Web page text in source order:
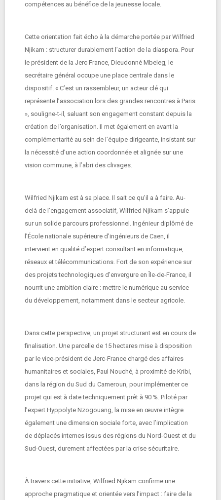
compétences au bénéfice de la jeunesse locale.
Cette orientation fait écho à la démarche portée par Wilfried
Njikam : structurer durablement l’action de la diaspora. Pour
le président de la Jerc France, Dieudonné Mbeleg, le
secrétaire général occupe une place centrale dans le
dispositif. « C’est un rassembleur, un acteur clé qui
représente l’association lors des grandes rencontres à Paris
», souligne-t-il, saluant son engagement constant depuis la
création de l’organisation. Il met également en avant la
complémentarité au sein de l’équipe dirigeante, insistant sur
la nécessité d’une action coordonnée et alignée sur une
vision commune, à l’abri des clivages.
Wilfried Njikam est à sa place. Il sait ce qu’il a à faire. Au-
delà de l’engagement associatif, Wilfried Njikam s’appuie
sur un solide parcours professionnel. Ingénieur diplômé de
l’École nationale supérieure d’ingénieurs de Caen, il
intervient en qualité d’expert consultant en informatique,
réseaux et télécommunications. Fort de son expérience sur
des projets technologiques d’envergure en Île-de-France, il
nourrit une ambition claire : mettre le numérique au service
du développement, notamment dans le secteur agricole.
Dans cette perspective, un projet structurant est en cours de
finalisation. Une parcelle de 15 hectares mise à disposition
par le vice-président de Jerc-France chargé des affaires
humanitaires et sociales, Paul Nouché, à proximité de Kribi,
dans la région du Sud du Cameroun, pour implémenter ce
projet qui est à date techniquement prêt à 90 %. Piloté par
l’expert Hyppolyte Nzogouang, la mise en œuvre intègre
également une dimension sociale forte, avec l’implication
de déplacés internes issus des régions du Nord-Ouest et du
Sud-Ouest, durement affectées par la crise sécuritaire.
À travers cette initiative, Wilfried Njikam confirme une
approche pragmatique et orientée vers l’impact : faire de la